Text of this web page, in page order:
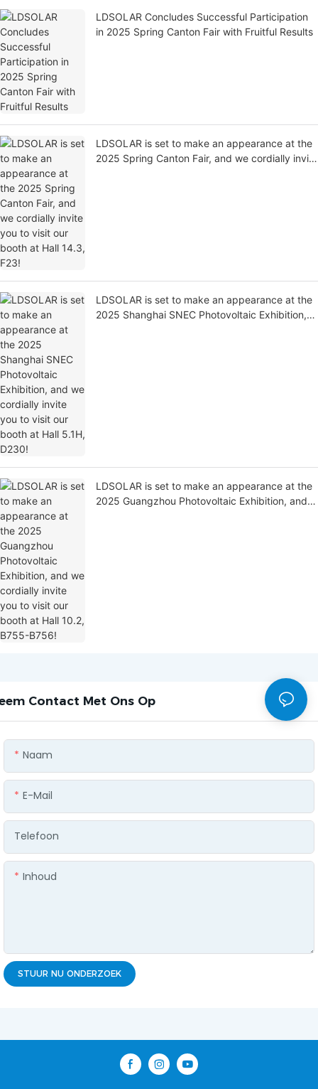
LDSOLAR Concludes Successful Participation
in 2025 Spring Canton Fair with Fruitful Results
LDSOLAR is set to make an appearance at the
2025 Spring Canton Fair, and we cordially invite
LDSOLAR is set to make an appearance at the
2025 Shanghai SNEC Photovoltaic Exhibition,
LDSOLAR is set to make an appearance at the
2025 Guangzhou Photovoltaic Exhibition, and
Contact Met Ons Op
Naam
E-Mail
Telefoon
Inhoud
STUUR NU ONDERZOEK